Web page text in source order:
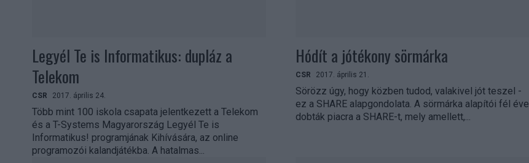
Legyél Te is Informatikus: dupláz a
Telekom
CSR 2017. április 24.
Több mint 100 iskola csapata jelentkezett a Telekom
és a T-Systems Magyarország Legyél Te is
Informatikus! programjának Kihívására, az online
programozói kalandjátékba. A hatalmas...
Hódít a jótékony sörmárka
CSR 2017. április 21.
Sörözz úgy, hogy közben tudod, valakivel jót teszel -
ez a SHARE alapgondolata. A sörmárka alapítói fél éve
dobták piacra a SHARE-t, mely amellett,...